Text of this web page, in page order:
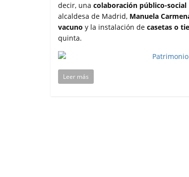
decir, una colaboración público-social
alcaldesa de Madrid, Manuela
vacuno y la instalación de casetas o
quinta.
Leer más